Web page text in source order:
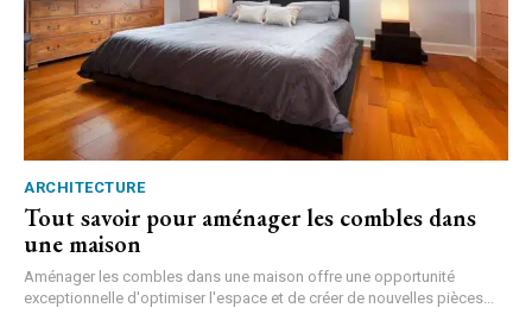
ARCHITECTURE
Tout savoir pour aménager les combles dans
une maison
Aménager les combles dans une maison offre une opportunité
exceptionnelle d'optimiser l'espace et de créer de nouvelles pièces...